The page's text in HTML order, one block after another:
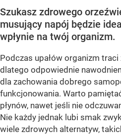
Szukasz zdrowego
musujący napój będzie
wpłynie na twój organizm.
Podczas upałów organizm
dlatego odpowiednie
dla zachowania dobrego
funkcjonowania. Warto
płynów, nawet jeśli nie
Nie każdy jednak lubi smak
wiele zdrowych alternatyw,